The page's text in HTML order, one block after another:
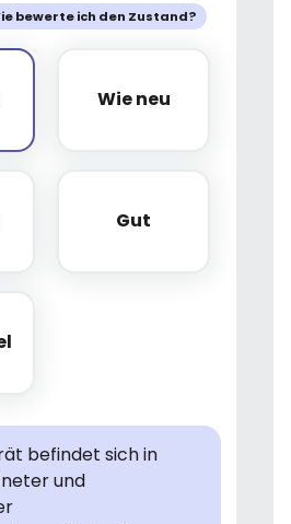
bewerte ich den Zustand?
Wie neu
Wie neu
Gut
Gut
befindet sich in
und